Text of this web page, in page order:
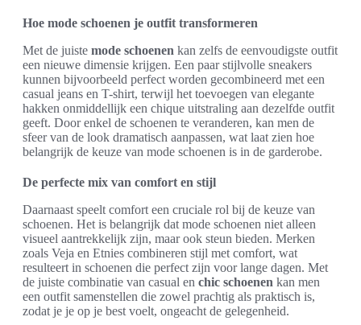
Hoe mode schoenen je outfit transformeren
Met de juiste mode schoenen kan zelfs de eenvoudigste outfit
een nieuwe dimensie krijgen. Een paar stijlvolle sneakers
kunnen bijvoorbeeld perfect worden gecombineerd met een
casual jeans en T-shirt, terwijl het toevoegen van elegante
hakken onmiddellijk een chique uitstraling aan dezelfde outfit
geeft. Door enkel de schoenen te veranderen, kan men de
sfeer van de look dramatisch aanpassen, wat laat zien hoe
belangrijk de keuze van mode schoenen is in de garderobe.
De perfecte mix van comfort en stijl
Daarnaast speelt comfort een cruciale rol bij de keuze van
schoenen. Het is belangrijk dat mode schoenen niet alleen
visueel aantrekkelijk zijn, maar ook steun bieden. Merken
zoals Veja en Etnies combineren stijl met comfort, wat
resulteert in schoenen die perfect zijn voor lange dagen. Met
de juiste combinatie van casual en chic schoenen kan men
een outfit samenstellen die zowel prachtig als praktisch is,
zodat je je op je best voelt, ongeacht de gelegenheid.